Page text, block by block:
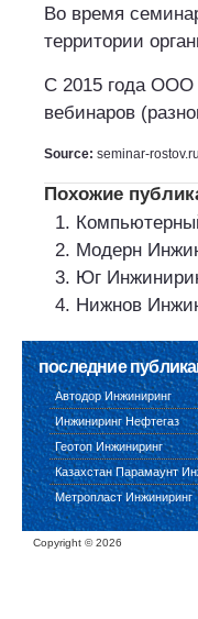
Во время
территории
С 2015 года ООО
вебинаров
Source: seminar-rostov.ru
Похожие
Модерн
Юг
Нижнов
последние
Автодор Инжиниринг
Инжиниринг Нефтегаз
Геотоп Инжиниринг
Казахстан Парамаунт
Метропласт Инжиниринг
Copyright ©2026